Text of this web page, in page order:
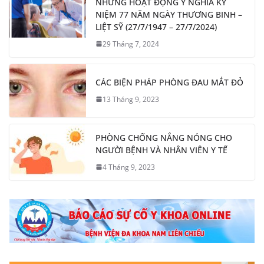
NIỆM 77 NĂM NGÀY THƯƠNG BINH –
LIỆT SỸ (27/7/1947 – 27/7/2024)
29 Tháng 7, 2024
CÁC BIỆN PHÁP PHÒNG ĐAU MẮT ĐỎ
13 Tháng 9, 2023
PHÒNG CHỐNG NẮNG NÓNG CHO
NGƯỜI BỆNH VÀ NHÂN VIÊN Y TẾ
4 Tháng 9, 2023